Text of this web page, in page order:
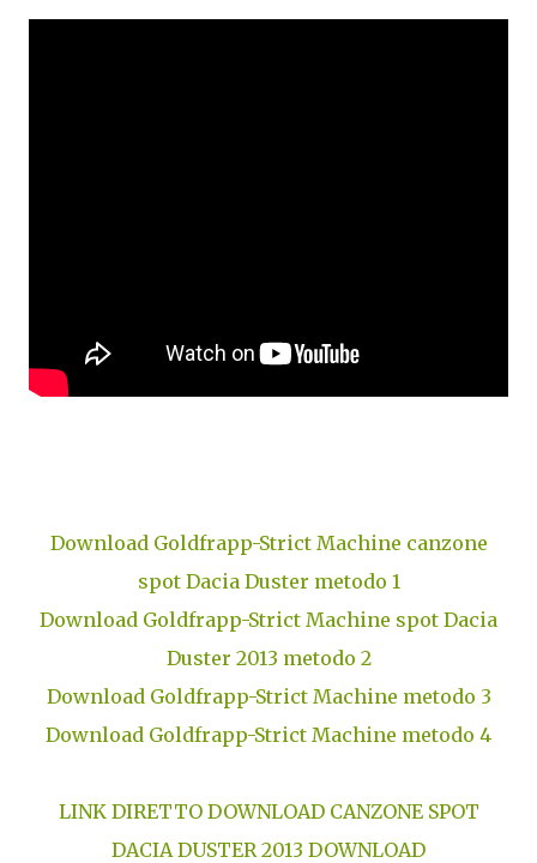
Download Goldfrapp-Strict Machine canzone
spot Dacia Duster metodo 1
Download Goldfrapp-Strict Machine spot Dacia
Duster 2013 metodo 2
Download Goldfrapp-Strict Machine metodo 3
Download Goldfrapp-Strict Machine metodo 4
LINK DIRETTO DOWNLOAD CANZONE SPOT
DACIA DUSTER 2013 DOWNLOAD